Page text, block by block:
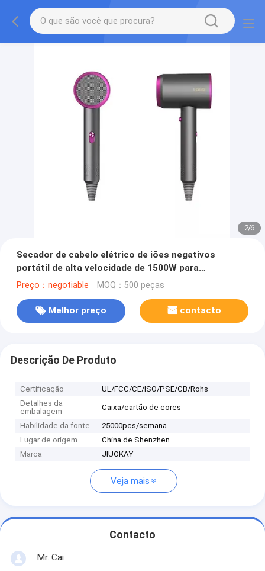
2/6
Secador de cabelo elétrico de iões negativos
portátil de alta velocidade de 1500W para
profissionais sem fio
Preço：negotiable MOQ：500 peças
Melhor preço contacto
Descrição De Produto
Certificação
UL/FCC/CE/ISO/PSE/CB/Rohs
Detalhes da
embalagem
Caixa/cartão de cores
Habilidade da fonte
25000pcs/semana
Lugar de origem
China de Shenzhen
Marca
JIUOKAY
Veja mais
Contacto
Mr. Cai